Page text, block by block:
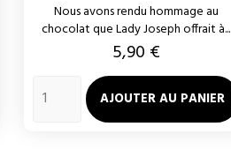
Nous avons rendu hommage au
chocolat que Lady Joseph offrait à...
Prix
5,90 €
AJOUTER AU PANIER